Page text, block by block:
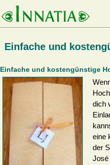
Einfache und
Einfache und kostengünstige
dich
eine
der
José